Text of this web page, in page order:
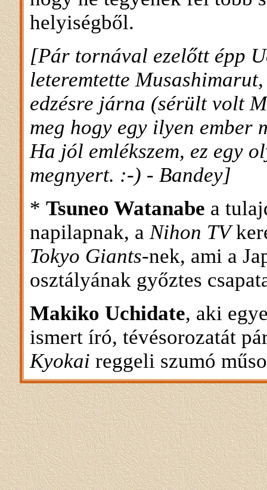
helyiségből.
[Pár tornával ezelőtt épp
leteremtette
edzésre járna (sérült volt
meg hogy egy ilyen ember
Ha jól emlékszem, ez egy
megnyert. :-) - Bandey]
* Tsuneo Watanabe a
napilapnak, aNihon TV
Tokyo Giants-nek, ami a
osztályának győztes
Makiko Uchidate, aki
ismert író, tévésorozatát
Kyokai reggeli szumó